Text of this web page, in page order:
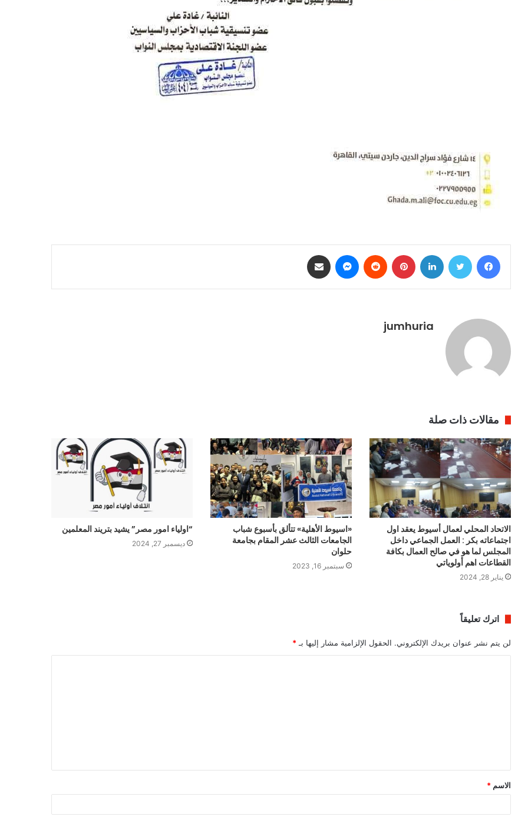
فيسبوك تويتر لينكدإن بينتيريست ماسنجر
jumhuria
مقالات ذات صلة
الاتحاد المحلي لعمال أسيوط يعقد اول
اجتماعاته بكر : العمل الجماعي داخل
المجلس لما هو في صالح العمال بكافة
القطاعات اهم أولوياتي
يناير 28, 2024
«اسيوط الأهلية» تتألق بأسبوع شباب
الجامعات الثالث عشر المقام بجامعة
حلوان
سبتمبر 16, 2023
“اولياء امور مصر” يشيد بتريند المعلمين
ديسمبر 27, 2024
اترك تعليقاً
لن يتم نشر عنوان بريدك الإلكتروني. الحقول الإلزامية مشار إليها بـ *
ق
*
الاسم *